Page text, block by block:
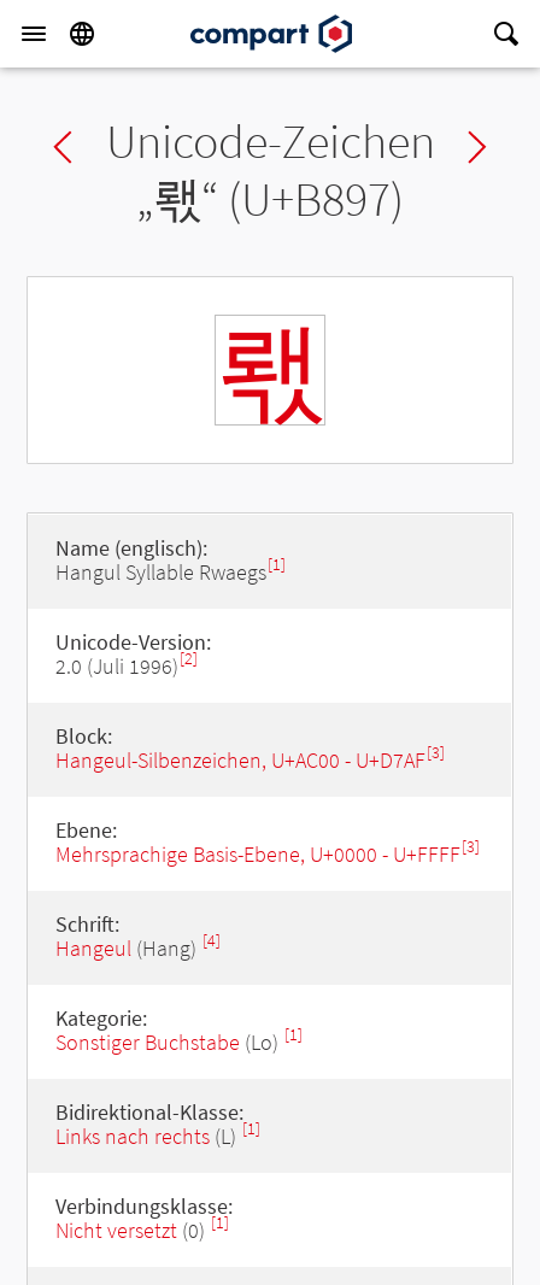
Previous char
Unicode-Zeichen
„뢗“ (U+B897)
뢗
Name (englisch):
Hangul Syllable Rwaegs[1]
Unicode-Version:
2.0 (Juli 1996)[2]
Block:
Hangeul-Silbenzeichen, U+AC00 - U+D7AF[3]
Ebene:
Mehrsprachige Basis-Ebene, U+0000 - U+FFFF[3]
Schrift:
Hangeul(Hang) [4]
Kategorie:
Sonstiger Buchstabe (Lo) [1]
Bidirektional-Klasse:
Links nach rechts(L) [1]
Verbindungsklasse:
Nicht versetzt(0) [1]